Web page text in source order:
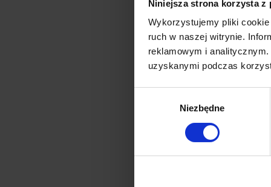
Niniejsza strona korzysta z
Wykorzystujemy pliki
ruch w naszej witrynie.
reklamowym i
uzyskanymi podczas
Niezbędne